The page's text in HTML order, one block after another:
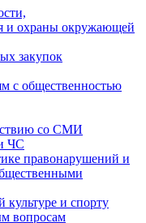
и охраны окружающей
закупок
с общественностью
со СМИ
ЧС
правонарушений и
культуре и спорту
вопросам